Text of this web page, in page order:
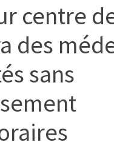
centre
des
sans